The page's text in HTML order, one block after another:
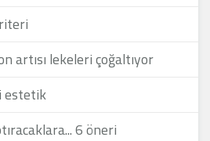
artısı lekeleri çoğaltıyor
estetik
6 öneri